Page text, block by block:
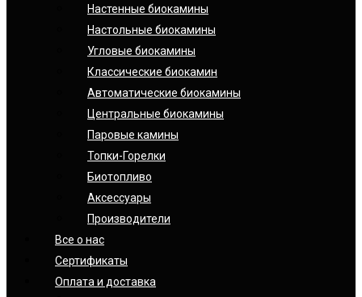
Настенные биокамины
Настoльные биокамины
Угловые биокамины
Классические биокамин
Автоматические биокамины
Центральные биокамины
Паровые камины
Топки-Горелки
Биотопливо
Аксессуары
Производители
Все о нас
Сертификаты
Оплата и доставка